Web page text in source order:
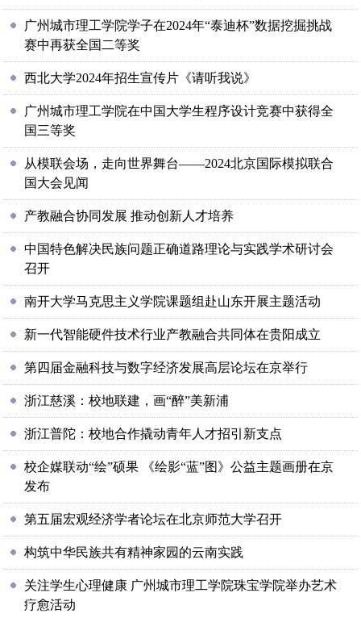
广州城市理工学院学子在2024年“泰迪杯”数据挖掘挑战
赛中再获全国二等奖
西北大学2024年招生宣传片《请听我说》
广州城市理工学院在中国大学生程序设计竞赛中获得全
国三等奖
从模联会场，走向世界舞台——2024北京国际模拟联合
国大会见闻
产教融合协同发展 推动创新人才培养
中国特色解决民族问题正确道路理论与实践学术研讨会
召开
南开大学马克思主义学院课题组赴山东开展主题活动
新一代智能硬件技术行业产教融合共同体在贵阳成立
第四届金融科技与数字经济发展高层论坛在京举行
浙江慈溪：校地联建，画“醉”美新浦
浙江普陀：校地合作撬动青年人才招引新支点
校企媒联动“绘”硕果 《绘影“蓝”图》公益主题画册在京
发布
第五届宏观经济学者论坛在北京师范大学召开
构筑中华民族共有精神家园的云南实践
关注学生心理健康 广州城市理工学院珠宝学院举办艺术
疗愈活动